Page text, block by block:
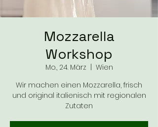
Mozzarella
Workshop
Mo., 24. März
Wien
Wir machen einen Mozzarella, frisch
und original italienisch mit regionalen
Zutaten